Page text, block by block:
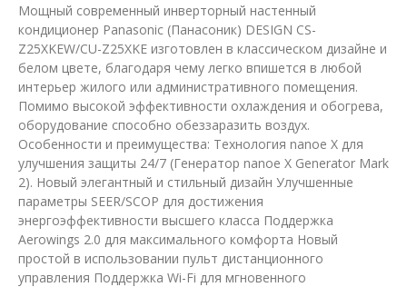
Мощный современный инверторный настенный
кондиционер Panasonic (Панасоник) DESIGN CS-
Z25XKEW/CU-Z25XKE изготовлен в классическом дизайне и
белом цвете, благодаря чему легко впишется в любой
интерьер жилого или административного помещения.
Помимо высокой эффективности охлаждения и обогрева,
оборудование способно обеззаразить воздух.
Особенности и преимущества: Технология nanoe X для
улучшения защиты 24/7 (Генератор nanoe X Generator Mark
2). Новый элегантный и стильный дизайн Улучшенные
параметры SEER/SCOP для достижения
энергоэффективности высшего класса Поддержка
Aerowings 2.0 для максимального комфорта Новый
простой в использовании пульт дистанционного
управления Поддержка Wi-Fi для мгновенного